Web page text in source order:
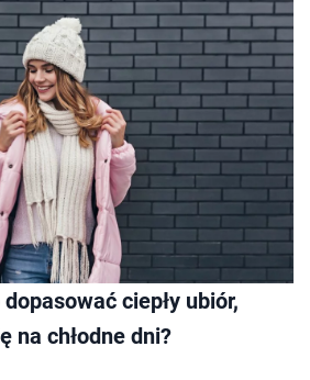
ciepły ubiór,
na chłodne dni?